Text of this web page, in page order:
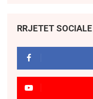
RRJETET SOCIALE